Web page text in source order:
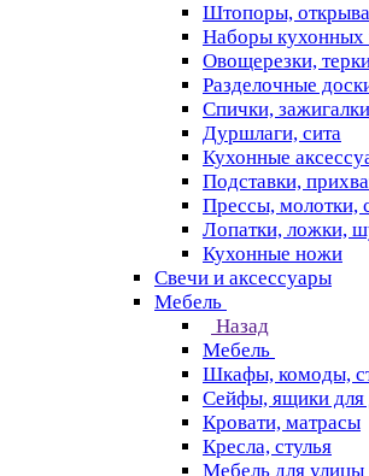
Штопоры,
Наборы кухонных
Овощерезки,
Разделочные
Спички, зажигалки
Дуршлаги, сита
Кухонные
Подставки,
Прессы, молотки,
Лопатки, ложки,
Кухонные ножи
Свечи и аксессуары
Мебель
Назад
Мебель
Шкафы, комоды,
Сейфы, ящики для
Кровати, матрасы
Кресла, стулья
Мебель для улицы